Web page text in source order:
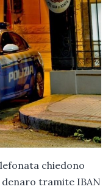
chiedono
tramite IBAN